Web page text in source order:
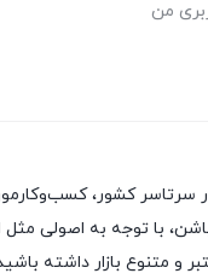
من
با توجه به اصولی
متنوع بازار داشته